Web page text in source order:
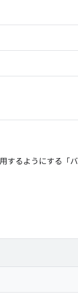
するようにする「バ